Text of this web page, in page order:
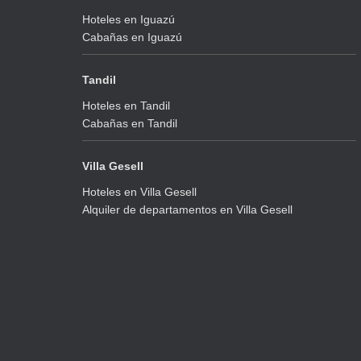
Hoteles en Iguazú
Cabañas en Iguazú
Tandil
Hoteles en Tandil
Cabañas en Tandil
Villa Gesell
Hoteles en Villa Gesell
Alquiler de departamentos en Villa Gesell